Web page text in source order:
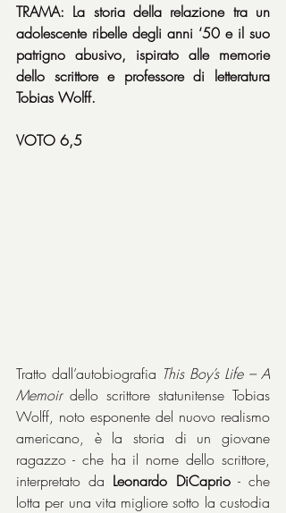
TRAMA: La storia della relazione tra un
adolescente ribelle degli anni ‘50 e il suo
patrigno abusivo, ispirato alle memorie
dello scrittore e professore di letteratura
Tobias Wolff.
VOTO 6,5
Tratto dall’autobiografia This Boy’s Life – A
Memoir dello scrittore statunitense Tobias
Wolff, noto esponente del nuovo realismo
americano, è la storia di un giovane
ragazzo - che ha il nome dello scrittore,
interpretato da Leonardo DiCaprio - che
lotta per una vita migliore sotto la custodia